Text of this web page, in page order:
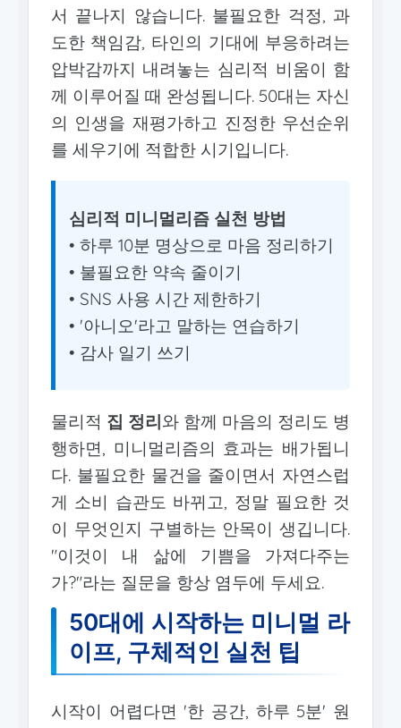
서 끝나지 않습니다. 불필요한 걱정, 과
도한 책임감, 타인의 기대에 부응하려는
압박감까지 내려놓는 심리적 비움이 함
께 이루어질 때 완성됩니다. 50대는 자신
의 인생을 재평가하고 진정한 우선순위
를 세우기에 적합한 시기입니다.
심리적 미니멀리즘 실천 방법
• 하루 10분 명상으로 마음 정리하기
• 불필요한 약속 줄이기
• SNS 사용 시간 제한하기
• '아니오'라고 말하는 연습하기
• 감사 일기 쓰기
물리적 집 정리와 함께 마음의 정리도 병
행하면, 미니멀리즘의 효과는 배가됩니
다. 불필요한 물건을 줄이면서 자연스럽
게 소비 습관도 바뀌고, 정말 필요한 것
이 무엇인지 구별하는 안목이 생깁니다.
"이것이 내 삶에 기쁨을 가져다주는
가?"라는 질문을 항상 염두에 두세요.
50대에 시작하는 미니멀 라
이프, 구체적인 실천 팁
시작이 어렵다면 '한 공간, 하루 5분' 원